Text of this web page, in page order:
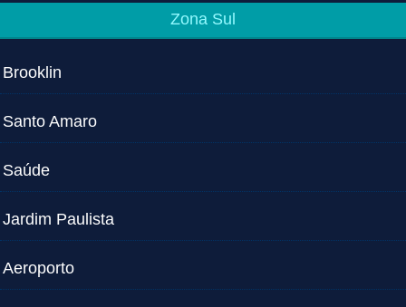
Zona Sul
Brooklin
Santo Amaro
Saúde
Jardim Paulista
Aeroporto